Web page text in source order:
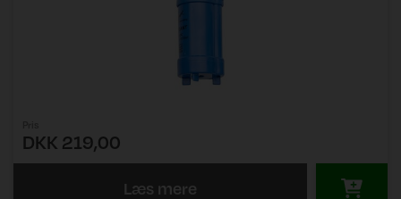
DKK 219,00
Læs mere